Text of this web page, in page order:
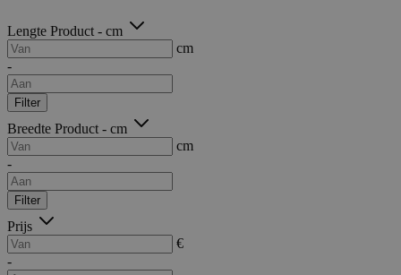
Lengte Product - cm
cm
-
Filter
Breedte Product - cm
cm
-
Filter
Prijs
€
-